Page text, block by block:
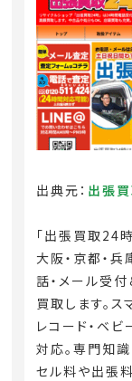
出典元： 出張
「出張買取24時
大阪・京都・
話・メール受
買取します。ス
レコード・ベ
対応。専門知
セル料や出張